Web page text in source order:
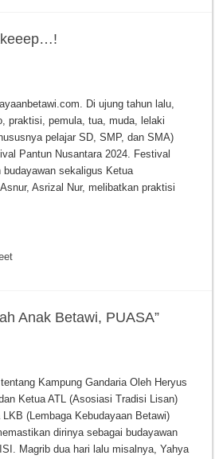
Di ujung tahun lalu,
praktisi, pemula, tua, muda, lelaki
pelajar SD, SMP, dan SMA)
Pantun Nusantara 2024. Festival
sekaligus Ketua
Asrizal Nur, melibatkan praktisi
Anak Betawi, PUASA”
Kampung Gandaria Oleh Heryus
Ketua ATL (Asosiasi Tradisi Lisan)
(Lembaga Kebudayaan Betawi)
dirinya sebagai budayawan
Magrib dua hari lalu misalnya, Yahya